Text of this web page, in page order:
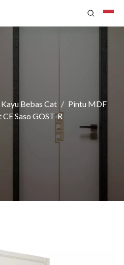
Bebas Cat / Pintu MDF
Saso GOST-R